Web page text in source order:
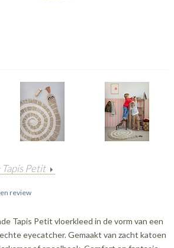
Tapis Petit
review
Tapis Petit vloerkleed in de vorm van een
eyecatcher. Gemaakt van zacht katoen